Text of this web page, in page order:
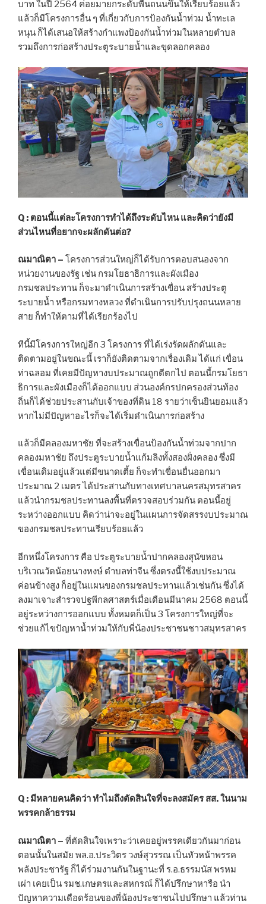
บาท ในปี 2564 ค่อยมายกระดับพื้นถนนขึ้นให้เรียบร้อยแล้ว
แล้วก็มีโครงการอื่น ๆ ที่เกี่ยวกับการป้องกันน้ำท่วม น้ำทะเล
หนุน ก็ได้เสนอให้สร้างกำแพงป้องกันน้ำท่วมในหลายตำบล
รวมถึงการก่อสร้างประตูระบายน้ำและขุดลอกคลอง
Q : ตอนนี้แต่ละโครงการทำได้ถึงระดับไหน และคิดว่ายังมี
ส่วนไหนที่อยากจะผลักดันต่อ?
ณมาณิตา – โครงการส่วนใหญ่ก็ได้รับการตอบสนองจาก
หน่วยงานของรัฐ เช่น กรมโยธาธิการและผังเมือง
กรมชลประทาน ก็จะมาดำเนินการสร้างเขื่อน สร้างประตู
ระบายน้ำ หรือกรมทางหลวง ที่ดำเนินการปรับปรุงถนนหลาย
สาย ก็ทำให้ตามที่ได้เรียกร้องไป
ทีนี้มีโครงการใหญ่อีก 3 โครงการ ที่ได้เร่งรัดผลักดันและ
ติดตามอยู่ในขณะนี้ เราก็ยังติดตามจากเรื่องเดิม ได้แก่ เขื่อน
ท่าฉลอม ที่เคยมีปัญหางบประมาณถูกตีตกไป ตอนนี้กรมโยธา
ธิการและผังเมืองก็ได้ออกแบบ ส่วนองค์กรปกครองส่วนท้อง
ถิ่นก็ได้ช่วยประสานกับเจ้าของที่ดิน 18 รายว่าเซ็นยินยอมแล้ว
หากไม่มีปัญหาอะไรก็จะได้เริ่มดำเนินการก่อสร้าง
แล้วก็มีคลองมหาชัย ที่จะสร้างเขื่อนป้องกันน้ำท่วมจากปาก
คลองมหาชัย ถึงประตูระบายน้ำแก้มลิงทั้งสองฝั่งคลอง ซึ่งมี
เขื่อนเดิมอยู่แล้วแต่มีขนาดเตี้ย ก็จะทำเขื่อนยื่นออกมา
ประมาณ 2 เมตร ได้ประสานกับทางเทศบาลนครสมุทรสาคร
แล้วนำกรมชลประทานลงพื้นที่ตรวจสอบร่วมกัน ตอนนี้อยู่
ระหว่างออกแบบ คิดว่าน่าจะอยู่ในแผนการจัดสรรงบประมาณ
ของกรมชลประทานเรียบร้อยแล้ว
อีกหนึ่งโครงการ คือ ประตูระบายน้ำปากคลองสุนัขหอน
บริเวณวัดน้อยนางหงษ์ ตำบลท่าจีน ซึ่งตรงนี้ใช้งบประมาณ
ค่อนข้างสูง ก็อยู่ในแผนของกรมชลประทานแล้วเช่นกัน ซึ่งได้
ลงมาเจาะสำรวจปฐพีกลศาสตร์เมื่อเดือนมีนาคม 2568 ตอนนี้
อยู่ระหว่างการออกแบบ ทั้งหมดก็เป็น 3 โครงการใหญ่ที่จะ
ช่วยแก้ไขปัญหาน้ำท่วมให้กับพี่น้องประชาชนชาวสมุทรสาคร
Q : มีหลายคนคิดว่า ทำไมถึงตัดสินใจที่จะลงสมัคร สส. ในนาม
พรรคกล้าธรรม
ณมาณิตา – ที่ตัดสินใจเพราะว่าเคยอยู่พรรคเดียวกันมาก่อน
ตอนนั้นในสมัย พล.อ.ประวิตร วงษ์สุวรรณ เป็นหัวหน้าพรรค
พลังประชารัฐ ก็ได้ร่วมงานกันในฐานะที่ ร.อ.ธรรมนัส พรหม
เผ่า เคยเป็น รมช.เกษตรและสหกรณ์ ก็ได้ปรึกษาหารือ นำ
ปัญหาความเดือดร้อนของพี่น้องประชาชนไปปรึกษา แล้วท่าน